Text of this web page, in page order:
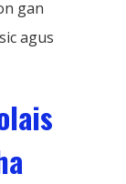
gan
agus